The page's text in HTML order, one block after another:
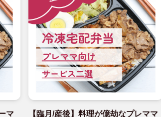
マ
【臨月/産後】料理が億劫なプレママ